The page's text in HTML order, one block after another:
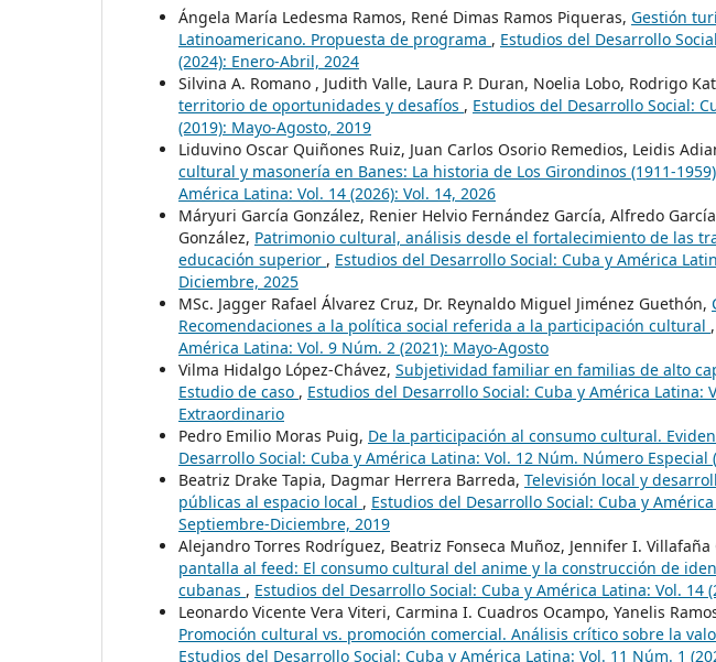
Ángela María Ledesma Ramos, René Dimas Ramos Piqueras, Gestión
Latinoamericano. Propuesta de programa , Estudios del Desarrollo
(2024): Enero-Abril, 2024
Silvina A. Romano , Judith Valle, Laura P. Duran, Noelia Lobo, Rodrigo
territorio de oportunidades y desafíos , Estudios del Desarrollo Social:
(2019): Mayo-Agosto, 2019
Liduvino Oscar Quiñones Ruiz, Juan Carlos Osorio Remedios, Leidis
cultural y masonería en Banes: La historia de Los Girondinos (1911-1959)
América Latina: Vol. 14 (2026): Vol. 14, 2026
Máryuri García González, Renier Helvio Fernández García, Alfredo
González, Patrimonio cultural, análisis desde el fortalecimiento de las
educación superior , Estudios del Desarrollo Social: Cuba y América
Diciembre, 2025
MSc. Jagger Rafael Álvarez Cruz, Dr. Reynaldo Miguel Jiménez Guethón,
Recomendaciones a la política social referida a la participación cultural ,
América Latina: Vol. 9 Núm. 2 (2021): Mayo-Agosto
Vilma Hidalgo López-Chávez, Subjetividad familiar en familias de alto
Estudio de caso , Estudios del Desarrollo Social: Cuba y América Latina:
Extraordinario
Pedro Emilio Moras Puig, De la participación al consumo cultural.
Desarrollo Social: Cuba y América Latina: Vol. 12 Núm. Número Especial
Beatriz Drake Tapia, Dagmar Herrera Barreda, Televisión local y
públicas al espacio local , Estudios del Desarrollo Social: Cuba y
Septiembre-Diciembre, 2019
Alejandro Torres Rodríguez, Beatriz Fonseca Muñoz, Jennifer I.
pantalla al feed: El consumo cultural del anime y la construcción de
cubanas , Estudios del Desarrollo Social: Cuba y América Latina: Vol. 14
Leonardo Vicente Vera Viteri, Carmina I. Cuadros Ocampo, Yanelis
Promoción cultural vs. promoción comercial. Análisis crítico sobre la
Estudios del Desarrollo Social: Cuba y América Latina: Vol. 11 Núm. 1